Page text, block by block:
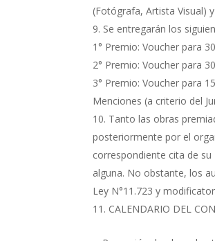
(Fotógrafa, Artista Visual)
Se entregarán los
1° Premio: Voucher para
2° Premio: Voucher para
3° Premio: Voucher para
Menciones (a criterio del
Tanto las obras
posteriormente por el
correspondiente cita de
alguna. No obstante, los
Ley N°11.723 y
CALENDARIO DEL